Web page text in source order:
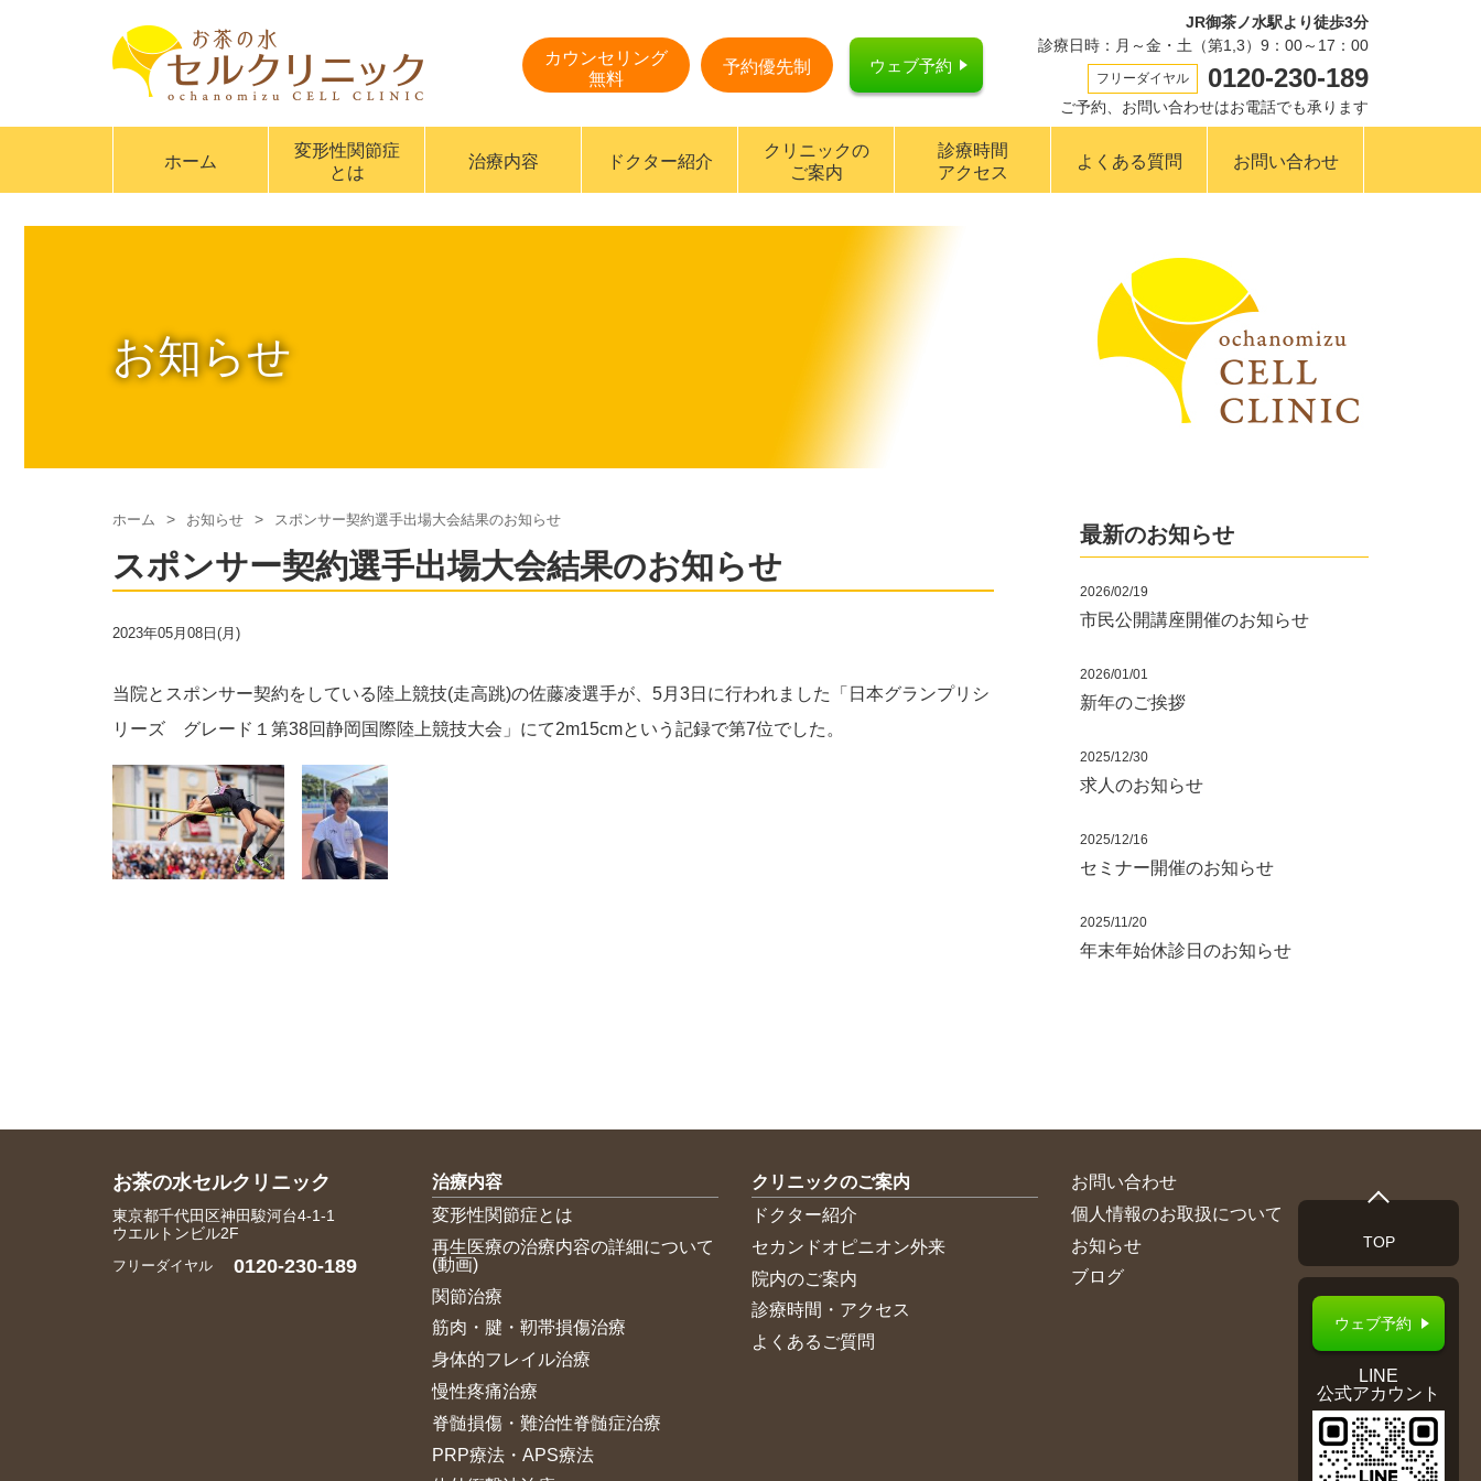
カウンセリング
無料
予約優先制 ウェブ予約
JR御茶ノ水駅より徒歩3分
診療日時：月～金・土（第1,3）9：00～17：00
フリーダイヤル 0120-230-189
ご予約、お問い合わせはお電話でも承ります
ホーム
変形性関節症
とは
治療内容 ドクター紹介
クリニックの
ご案内
診療時間
アクセス
よくある質問 お問い合わせ
お知らせ
ホーム お知らせ スポンサー契約選手出場大会結果のお知らせ
スポンサー契約選手出場大会結果のお知らせ
2023年05月08日(月)
当院とスポンサー契約をしている陸上競技(走高跳)の佐藤凌選手が、5月3日に行われました「日本グランプリシ
リーズ グレード１第38回静岡国際陸上競技大会」にて2m15cmという記録で第7位でした。
最新のお知らせ
2026/02/19
市民公開講座開催のお知らせ
2026/01/01
新年のご挨拶
2025/12/30
求人のお知らせ
2025/12/16
セミナー開催のお知らせ
2025/11/20
年末年始休診日のお知らせ
お茶の水セルクリニック
東京都千代田区神田駿河台4-1-1
ウエルトンビル2F
フリーダイヤル 0120-230-189
治療内容
変形性関節症とは
再生医療の治療内容の詳細について
(動画)
関節治療
筋肉・腱・靭帯損傷治療
身体的フレイル治療
慢性疼痛治療
脊髄損傷・難治性脊髄症治療
PRP療法・APS療法
クリニックのご案内
ドクター紹介
セカンドオピニオン外来
院内のご案内
診療時間・アクセス
よくあるご質問
お問い合わせ
個人情報のお取扱について
お知らせ
ブログ
TOP
ウェブ予約
LINE
公式アカウント